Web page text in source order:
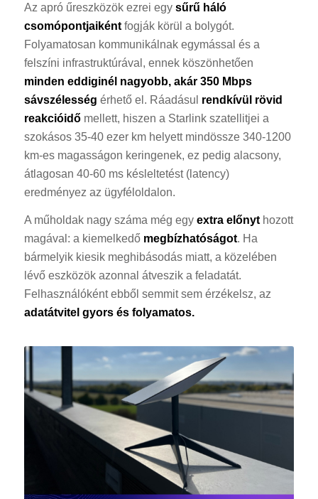
Az apró űreszközök ezrei egy sűrű háló
csomópontjaikéntfogják körül a bolygót.
Folyamatosan kommunikálnak egymással és a
felszíni infrastruktúrával, ennek köszönhetően
minden eddiginél nagyobb, akár 350 Mbps
sávszélesség érhető el. Ráadásul rendkívül rövid
reakcióidőmellett, hiszen a Starlink szatellitjei a
szokásos 35-40 ezer km helyett mindössze 340-1200
km-es magasságon keringenek, ez pedig alacsony,
átlagosan 40-60 ms késleltetést (latency)
eredményez az ügyféloldalon.
A műholdak nagy száma még egy extra előnythozott
magával: a kiemelkedő megbízhatóságot. Ha
bármelyik kiesik meghibásodás miatt, a közelében
lévő eszközök azonnal átveszik a feladatát.
Felhasználóként ebből semmit sem érzékelsz, az
adatátvitel gyors és folyamatos.